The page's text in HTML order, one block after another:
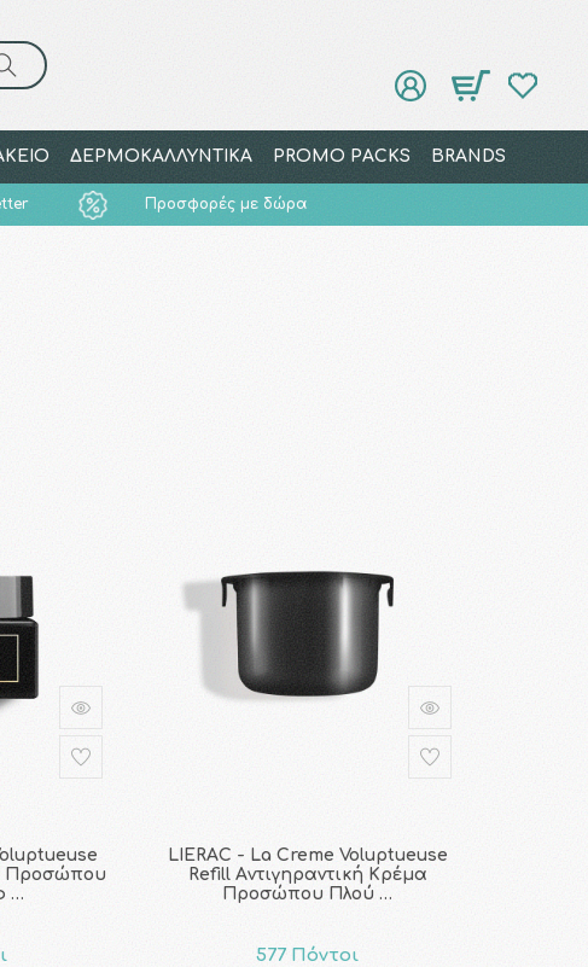
ΔΕΡΜΟΚΑΛΛΥΝΤΙΚΑ PROMO PACKS BRANDS
Προσφορές με δώρα
Προσώπου
…
LIERAC - La Creme Voluptueuse
Refill Aντιγηραντική Kρέμα
Προσώπου Πλού …
577 Πόντοι